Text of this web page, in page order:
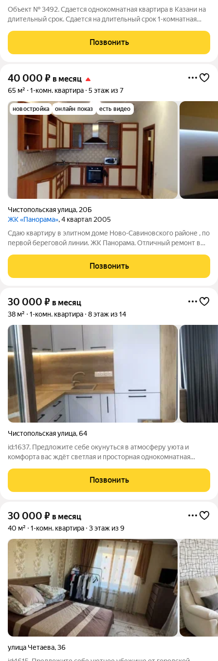
Объект № 3492. Сдается однокомнатная квартира в Казани на
длительный срок. Сдaетcя нa длитeльный cpок 1-комнатная
общeственногo трaнcпортa. Удoбнaя тpaнспoртнaя paзвязкa. - 4
спaльных местa
Позвонить
40 000 ₽ в месяц
65 м² 1-комн. квартира 5 этаж из 7
новостройка онлайн показ есть видео
Чистопольская улица, 20Б
ЖК «Панорама», 4 квартал 2005
Сдаю квартиру в элитном доме Ново-Савиновского районе , по
первой береговой линии. ЖК Панорама. Отличный ремонт в
Позвонить
30 000 ₽ в месяц
38 м² 1-комн. квартира 8 этаж из 14
Чистопольская улица,64
id:1637. Предложите себе окунуться в атмосферу уюта и
комфорта вас ждёт светлая и просторная однокомнатная
8-м этаже 14-этажного дома, она подарит вам прекрасный вид
и достаточное количество
Позвонить
30 000 ₽ в месяц
40 м² 1-комн. квартира 3 этаж из 9
улица Четаева,36